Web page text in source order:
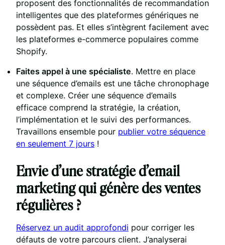
proposent des fonctionnalités de recommandation
intelligentes que des plateformes génériques ne
possèdent pas. Et elles s’intègrent facilement avec
les plateformes e-commerce populaires comme
Shopify.
Faites appel à une spécialiste. Mettre en place
une séquence d’emails est une tâche chronophage
et complexe. Créer une séquence d’emails
efficace comprend la stratégie, la création,
l’implémentation et le suivi des performances.
Travaillons ensemble pour publier votre séquence
en seulement 7 jours !
Envie d’une stratégie d’email
marketing qui génère des ventes
régulières ?
Réservez un audit approfondi pour corriger les
défauts de votre parcours client. J’analyserai